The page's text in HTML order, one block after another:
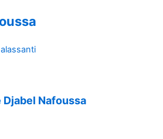
Djabel Nafoussa